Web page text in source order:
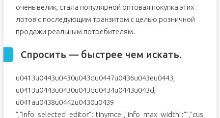
очень велик, стала популярной оптовая покупка этих
лотов с последующим транзитом с целью розничной
продажи реальным потребителям.
Спросить — быстрее чем искать.
u0413u0443u0430u043du0447u0436u043eu0443,
u0413u0443u0430u043du0434u0443u043d,
u041au0438u0442u0430u0439
","info_selected_editor":"tinymce","info_max_width":"","cus